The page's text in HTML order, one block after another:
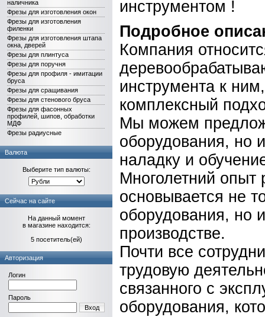
наличника
Фрезы для изготовления окон
Фрезы для изготовления
филенки
Фрезы для изготовления штапа
окна, дверей
Фрезы для плинтуса
Фрезы для поручня
Фрезы для профиля - имитации
бруса
Фрезы для сращивания
Фрезы для стенового бруса
Фрезы для фасонных
профилей, шипов, обработки
МДФ
Фрезы радиусные
Валюта
Выберите тип валюты:
Сейчас на сайте
На данный момент
в магазине находится:
5 посетитель(ей)
Авторизация
Логин
Пароль
Вход
инструментом !
Подробное
Компания
инструмента к
комплексный
Мы можем
оборудования, но
наладку и
Многолетний опыт
основывается не
оборудования, но
производстве.
Почти все
трудовую
связанного с
оборудования,